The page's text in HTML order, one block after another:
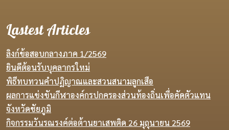
Lastest Articles
ลิงก์ข้อสอบกลางภาค 1/2569
ยินดีต้อนรับบุคลากรใหม่
พิธีทบทวนคำปฏิญาณและสวนสนามลูกเสือ
ผลการแข่งขันกีฬาองค์กรปกครองส่วนท้องถิ่นเพื่อคัดตัวแทน
จังหวัดชัยภูมิ
กิจกรรมวันรณรงค์ต่อต้านยาเสพติด 26 มุถุนายน 2569